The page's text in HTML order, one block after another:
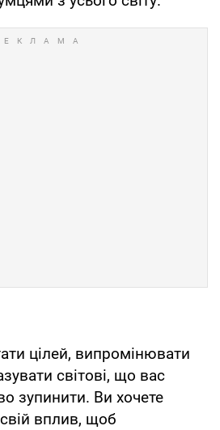
цілей, випромінювати
світові, що вас
зупинити. Ви хочете
вплив, щоб